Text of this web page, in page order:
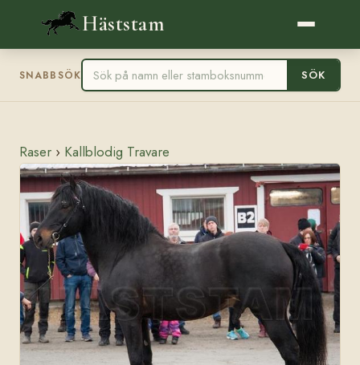
Häststam
SNABBSÖK SÖK
Raser › Kallblodig Travare